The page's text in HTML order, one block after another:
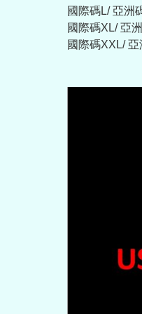
國際碼L/ 亞洲
國際碼XL/ 亞
國際碼XXL/